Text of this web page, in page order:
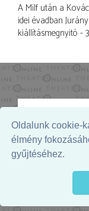
Oldalunk cookie-
élmény
gyűjtéséhez.
A Milf után a
idei évadban
kiállításmegnyitó -
Az oldal
© 2026. -